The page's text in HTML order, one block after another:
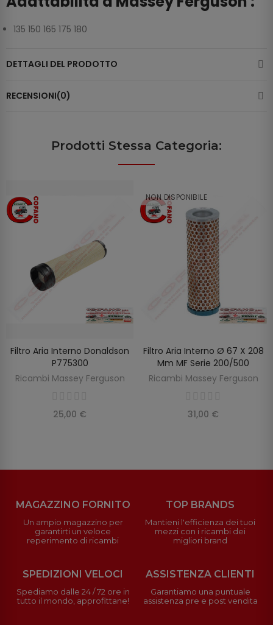
135 150 165 175 180
DETTAGLI DEL PRODOTTO
RECENSIONI(0)
Prodotti Stessa Categoria:
AGGIUNGI AL CARRELLO
Filtro Aria Interno Donaldson
P775300
Ricambi Massey Ferguson
25,00 €
NON DISPONIBILE
SCOPRIRE
Filtro Aria Interno Ø 67 X 208
Mm MF Serie 200/500
Ricambi Massey Ferguson
31,00 €
MAGAZZINO FORNITO
Un ampio magazzino per
garantirti un veloce
reperimento di ricambi
TOP BRANDS
Mantieni l'efficienza dei tuoi
mezzi con i ricambi dei
migliori brand
SPEDIZIONI VELOCI
Spediamo dalle 24 / 72 ore in
tutto il mondo, approfittane!
ASSISTENZA CLIENTI
Garantiamo una puntuale
assistenza pre e post vendita